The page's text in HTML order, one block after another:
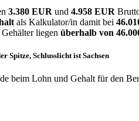
3.380 EUR und 4.958 EUR
als Kalkulator/in damit bei
liegen überhalb von
Spitze, Schlusslicht ist Sachsen
beim Lohn und Gehalt für den